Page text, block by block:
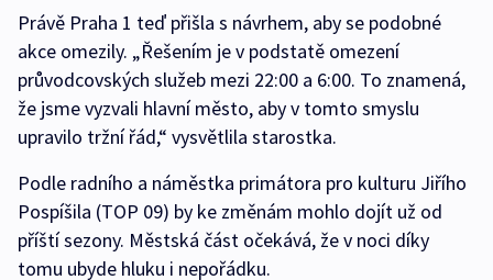
Právě Praha 1 teď přišla s návrhem, aby se podobné
akce omezily. „Řešením je v podstatě omezení
průvodcovských služeb mezi 22:00 a 6:00. To znamená,
že jsme vyzvali hlavní město, aby v tomto smyslu
upravilo tržní řád,“ vysvětlila starostka.
Podle radního a náměstka primátora pro kulturu Jiřího
Pospíšila (TOP 09) by ke změnám mohlo dojít už od
příští sezony. Městská část očekává, že v noci díky
tomu ubyde hluku i nepořádku.